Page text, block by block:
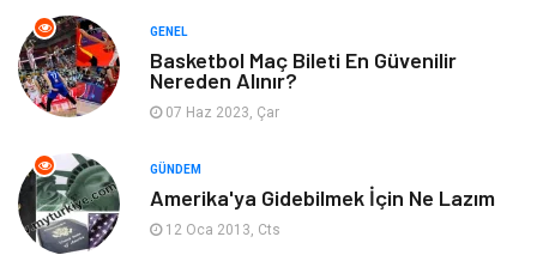
Bebek Giyim Moda
Blogroll
Markalar
Restaurant
GENEL
Basketbol Maç Bileti En Güvenilir
Nereden Alınır?
07 Haz 2023, Çar
GÜNDEM
Amerika'ya Gidebilmek İçin Ne Lazım
12 Oca 2013, Cts